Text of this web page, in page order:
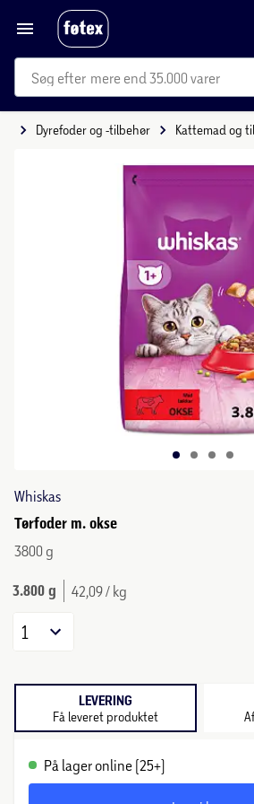
mere end 35.000 varer
Dyrefoder og -tilbehør Kattemad og
Whiskas
Tørfoder m. okse
3800 g
3.800 g 42,09 / kg
1
LEVERING
Få leveret produktet
På lager online (25+)